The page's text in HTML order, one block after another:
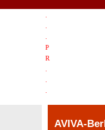
P
R
AVIVA-